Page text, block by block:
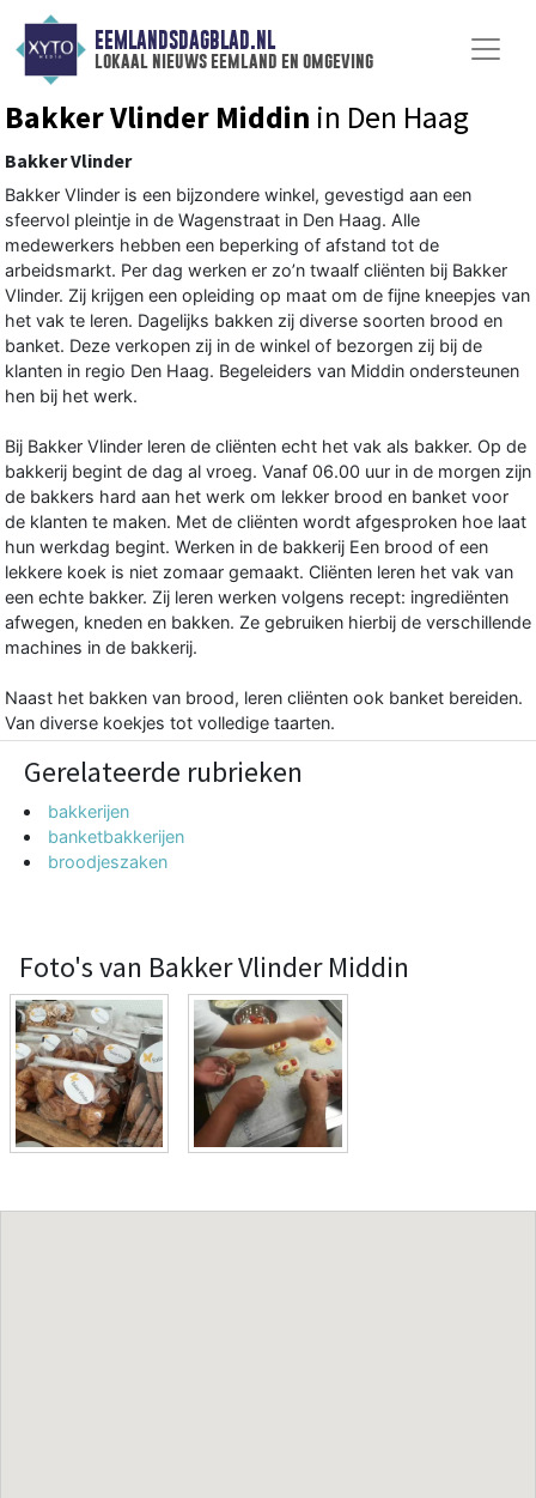
EEMLANDSDAGBLAD.NL
lokaal nieuws eemland en omgeving
Bakker Vlinder Middin in Den Haag
Bakker Vlinder
Bakker Vlinder is een bijzondere winkel, gevestigd aan een
sfeervol pleintje in de Wagenstraat in Den Haag. Alle
medewerkers hebben een beperking of afstand tot de
arbeidsmarkt. Per dag werken er zo’n twaalf cliënten bij Bakker
Vlinder. Zij krijgen een opleiding op maat om de fijne kneepjes van
het vak te leren. Dagelijks bakken zij diverse soorten brood en
banket. Deze verkopen zij in de winkel of bezorgen zij bij de
klanten in regio Den Haag. Begeleiders van Middin ondersteunen
hen bij het werk.
Bij Bakker Vlinder leren de cliënten echt het vak als bakker. Op de
bakkerij begint de dag al vroeg. Vanaf 06.00 uur in de morgen zijn
de bakkers hard aan het werk om lekker brood en banket voor
de klanten te maken. Met de cliënten wordt afgesproken hoe laat
hun werkdag begint. Werken in de bakkerij Een brood of een
lekkere koek is niet zomaar gemaakt. Cliënten leren het vak van
een echte bakker. Zij leren werken volgens recept: ingrediënten
afwegen, kneden en bakken. Ze gebruiken hierbij de verschillende
machines in de bakkerij.
Naast het bakken van brood, leren cliënten ook banket bereiden.
Van diverse koekjes tot volledige taarten.
Gerelateerde rubrieken
bakkerijen
banketbakkerijen
broodjeszaken
Foto's van Bakker Vlinder Middin